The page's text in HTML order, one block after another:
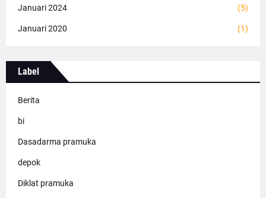
Januari 2024 (5)
Januari 2020 (1)
Label
Berita
bi
Dasadarma pramuka
depok
Diklat pramuka